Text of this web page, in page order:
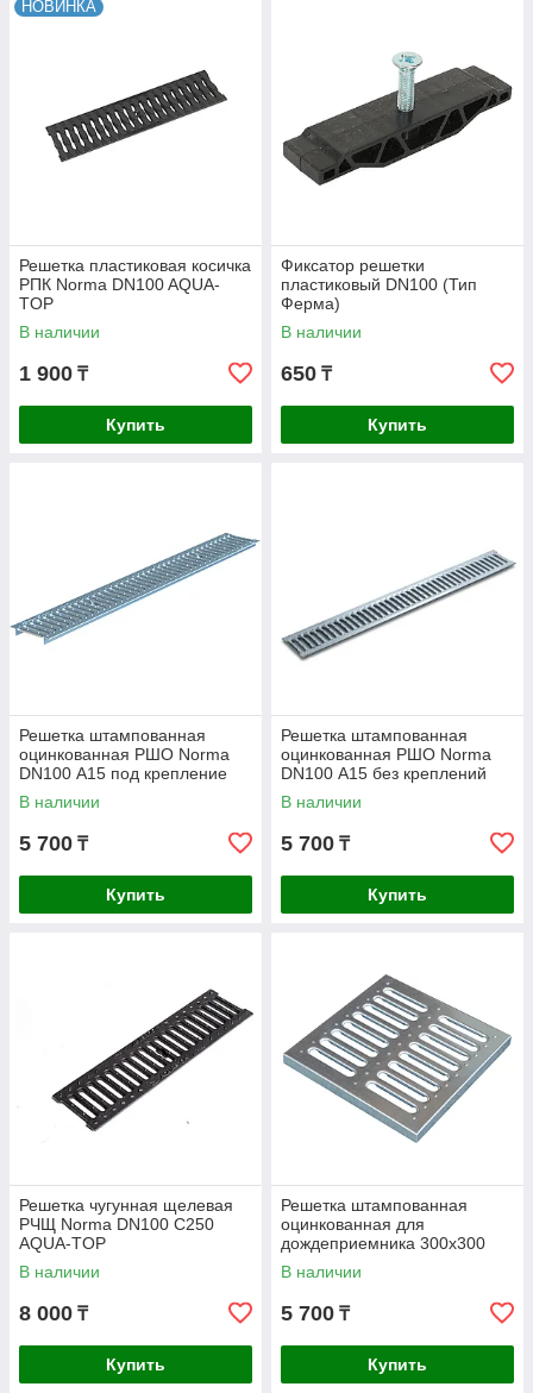
НОВИНКА
Решетка пластиковая косичка
РПК Norma DN100 AQUA-
TOP
В наличии
1 900 ₸
Купить
Фиксатор решетки
пластиковый DN100 (Тип
Ферма)
В наличии
650 ₸
Купить
Решетка штампованная
оцинкованная РШО Norma
DN100 А15 под крепление
AQUA-TOP
В наличии
5 700 ₸
Купить
Решетка штампованная
оцинкованная РШО Norma
DN100 А15 без креплений
AQUA-TOP
В наличии
5 700 ₸
Купить
Решетка чугунная щелевая
РЧЩ Norma DN100 С250
AQUA-TOP
В наличии
8 000 ₸
Купить
Решетка штампованная
оцинкованная для
дождеприемника 300х300
В наличии
5 700 ₸
Купить